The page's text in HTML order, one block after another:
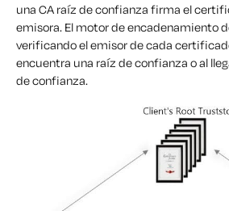
una CA raíz de confianza firma el
emisora. El motor de encadenamiento
verificando el emisor de cada
encuentra una raíz de confianza o al
de confianza.